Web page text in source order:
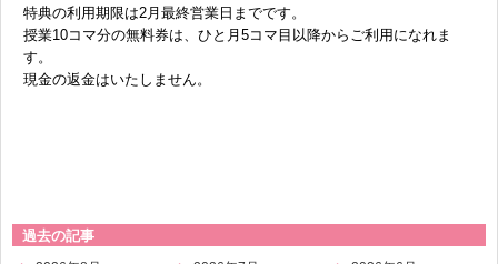
特典の利用期限は2月最終営業日までです。
授業10コマ分の無料券は、ひと月5コマ目以降からご利用になれま
す。
現金の返金はいたしません。
過去の記事